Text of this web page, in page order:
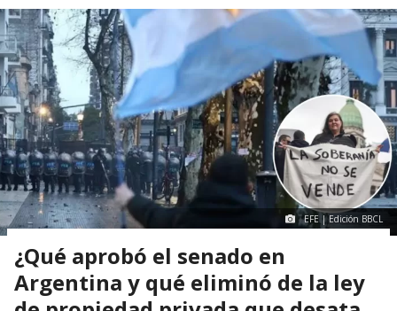
EFE | Edición BBCL
¿Qué aprobó el senado en
Argentina y qué eliminó de la ley